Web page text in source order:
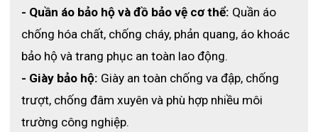
- Quần áo bảo hộ và đồ bảo vệ cơ thể: Quần áo
chống hóa chất, chống cháy, phản quang, áo khoác
bảo hộ và trang phục an toàn lao động.
- Giày bảo hộ: Giày an toàn chống va đập, chống
trượt, chống đâm xuyên và phù hợp nhiều môi
trường công nghiệp.